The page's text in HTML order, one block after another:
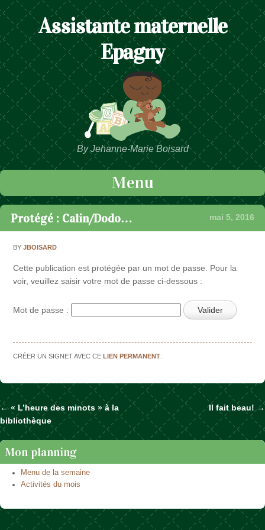
Assistante maternelle
Epagny
By Jehanne-Marie Boisard
Menu
Passer au contenu
Protégé : Calin/Dodo… mai 5, 2016
BYJBOISARD
Cette publication est protégée par un mot de passe. Pour la
voir, veuillez saisir votre mot de passe ci-dessous :
Mot de passe :
CRÉER UN SIGNET AVEC CELIEN PERMANENT
Naviguer dans les articles
←« L’heure des minots » à la
bibliothèque
Il fait beau!→
Mon planning
Menu de la semaine
Activités du mois